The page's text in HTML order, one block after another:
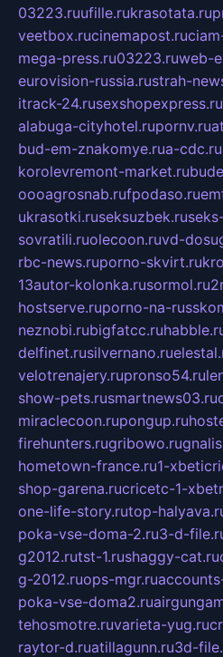
03223.ruufille.rukrasotata.ru
veetbox.rucinemapost.ru
mega-press.ru03223.ruweb-
eurovision-russia.rustrah-
itrack-24.rusexshopexpress.ru
alabuga-cityhotel.rupornv.ru
bud-em-znakomye.rua-cdc.ru
korolevremont-market.ru
oooagrosnab.rufpodaso.ru
ukrasotki.ruseksuzbek.ru
sovratili.ruolecoon.ruvd-
rbc-news.ruporno-skvirt.ru
13autor-kolonka.rusormol.ru
hostserve.ruporno-na-
neznobi.rubigfatcc.ru
delfinet.rusilvernano.ru
velotrenajery.rupronso54.ru
show-pets.rusmartnews03.ru
miraclecoon.rupongup.ru
firehunters.rugribowo.ru
hometown-france.ru1-
shop-garena.rucricetc-1-
one-life-story.rutop-
poka-vse-doma-2.ru3-d-
g2012.rutst-1.rushaggy-cat.ru
g-2012.ruops-mgr.ru
poka-vse-doma2.ru
tehosmotre.ruvarieta-yug.ru
raytor-d.ruatillagunn.ru3d-